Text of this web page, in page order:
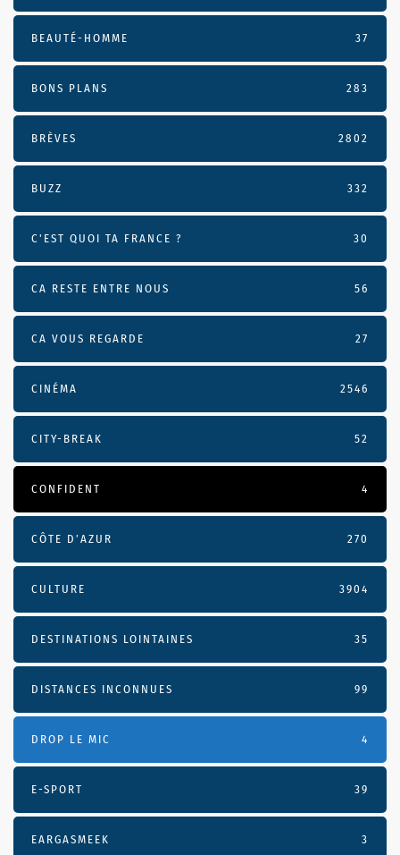
BEAUTÉ-HOMME 37
BONS PLANS 283
BRÈVES 2802
BUZZ 332
C'EST QUOI TA FRANCE ? 30
CA RESTE ENTRE NOUS 56
CA VOUS REGARDE 27
CINÉMA 2546
CITY-BREAK 52
CONFIDENT 4
CÔTE D’AZUR 270
CULTURE 3904
DESTINATIONS LOINTAINES 35
DISTANCES INCONNUES 99
DROP LE MIC 4
E-SPORT 39
EARGASMEEK 3